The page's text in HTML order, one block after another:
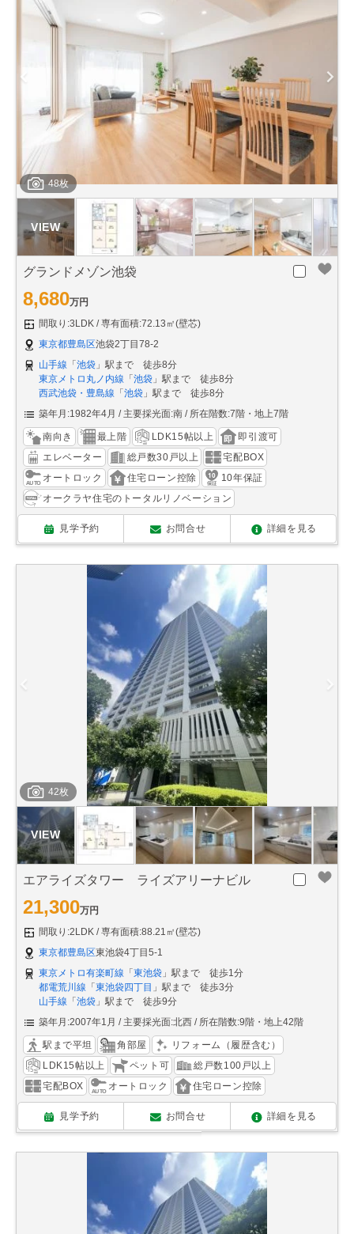
48枚
グランドメゾン池袋
8,680万円
間取り:3LDK
専有面積:72.13㎡(壁芯)
東京都豊島区池袋2丁目78-2
山手線 「 池袋 」駅まで 徒歩8分
東京メトロ丸ノ内線 「 池袋 」駅まで 徒歩8分
西武池袋・豊島線 「 池袋 」駅まで 徒歩8分
築年月:1982年4月
主要採光面:南 所在階数:7階・地上7階
南向き 最上階 LDK15帖以上
即引渡可
エレベーター
総戸数30戸以上
宅配BOX
オートロック
住宅ローン控除
10年保証
オークラヤ住宅のトータルリノベーション
見学予約 お問合せ 詳細を見る
42枚
エアライズタワー ライズアリーナビル
21,300万円
間取り:2LDK
専有面積:88.21㎡(壁芯)
東京都豊島区東池袋4丁目5-1
東京メトロ有楽町線 「東池袋 」駅まで 徒歩1分
都電荒川線 「東池袋四丁目 」駅まで 徒歩3分
山手線 「池袋 」駅まで 徒歩9分
築年月:2007年1月
主要採光面:北西 所在階数:9階・地上42階
駅まで平坦 角部屋
リフォーム（履歴含む）
LDK15帖以上
ペット可
総戸数100戸以上
宅配BOX
オートロック 住宅ローン控除
見学予約 お問合せ 詳細を見る